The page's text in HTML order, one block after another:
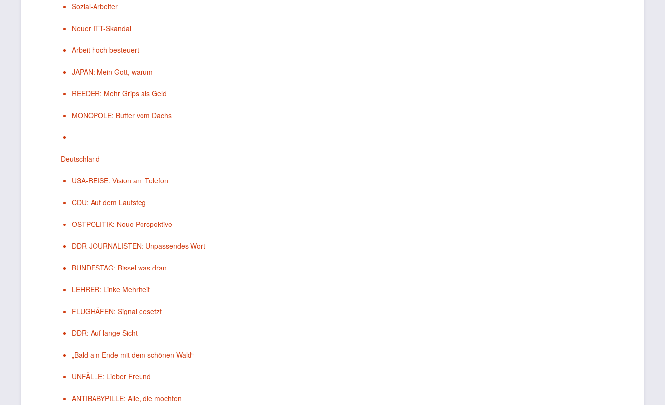
Sozial-Arbeiter
Neuer ITT-Skandal
Arbeit hoch besteuert
JAPAN: Mein Gott, warum
REEDER: Mehr Grips als Geld
MONOPOLE: Butter vom Dachs
Deutschland
USA-REISE: Vision am Telefon
CDU: Auf dem Laufsteg
OSTPOLITIK: Neue Perspektive
DDR-JOURNALISTEN: Unpassendes Wort
BUNDESTAG: Bissel was dran
LEHRER: Linke Mehrheit
FLUGHÄFEN: Signal gesetzt
DDR: Auf lange Sicht
„Bald am Ende mit dem schönen Wald“
UNFÄLLE: Lieber Freund
ANTIBABYPILLE: Alle, die mochten